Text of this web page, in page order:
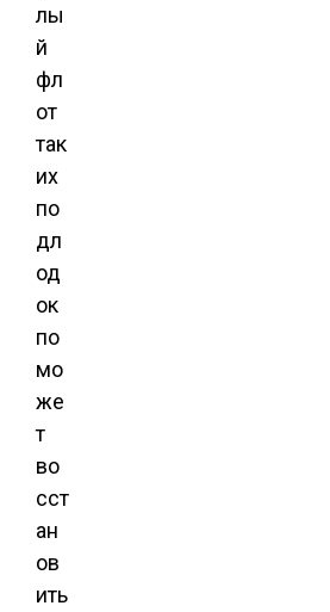
лы
й
фл
от
так
их
по
дл
од
ок
по
мо
же
т
во
сст
ан
ов
ить